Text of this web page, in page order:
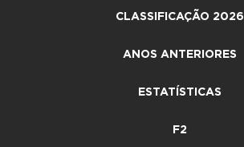
CLASSIFICAÇÃO 2026
ANOS ANTERIORES
ESTATÍSTICAS
F2